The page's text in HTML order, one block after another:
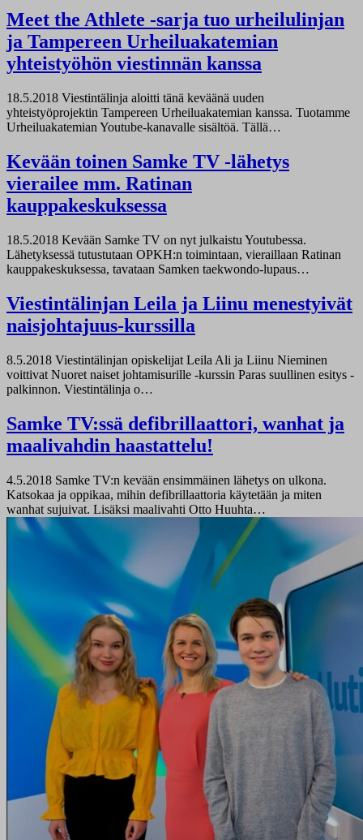
Meet the Athlete -sarja tuo urheilulinjan
ja Tampereen Urheiluakatemian
yhteistyöhön viestinnän kanssa
18.5.2018 Viestintälinja aloitti tänä keväänä uuden
yhteistyöprojektin Tampereen Urheiluakatemian kanssa. Tuotamme
Urheiluakatemian Youtube-kanavalle sisältöä. Tällä…
Kevään toinen Samke TV -lähetys
vierailee mm. Ratinan
kauppakeskuksessa
18.5.2018 Kevään Samke TV on nyt julkaistu Youtubessa.
Lähetyksessä tutustutaan OPKH:n toimintaan, vieraillaan Ratinan
kauppakeskuksessa, tavataan Samken taekwondo-lupaus…
Viestintälinjan Leila ja Liinu menestyivät
naisjohtajuus-kurssilla
8.5.2018 Viestintälinjan opiskelijat Leila Ali ja Liinu Nieminen
voittivat Nuoret naiset johtamisurille -kurssin Paras suullinen esitys -
palkinnon. Viestintälinja o…
Samke TV:ssä defibrillaattori, wanhat ja
maalivahdin haastattelu!
4.5.2018 Samke TV:n kevään ensimmäinen lähetys on ulkona.
Katsokaa ja oppikaa, mihin defibrillaattoria käytetään ja miten
wanhat sujuivat. Lisäksi maalivahti Otto Huuhta…